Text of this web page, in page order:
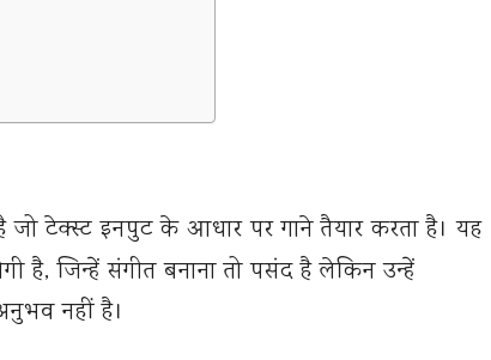
जो टेक्स्ट इनपुट के आधार पर गाने तैयार करता है। यह
है, जिन्हें संगीत बनाना तो पसंद है लेकिन उन्हें
नहीं है।